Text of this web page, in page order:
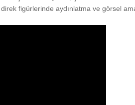
figürlerinde aydınlatma ve görsel